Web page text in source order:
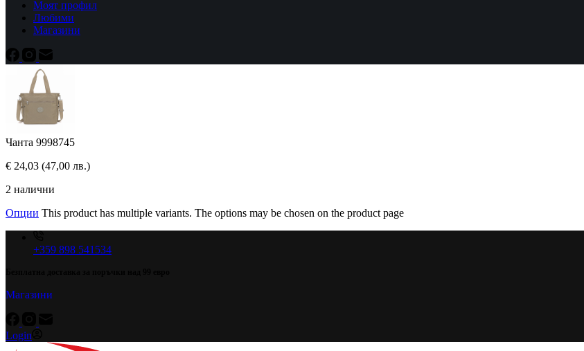
Моят профил
Любими
Магазини
Чанта 9998745
€ 24,03 (47,00 лв.)
2 налични
Опции This product has multiple variants. The options may be chosen on the product page
+359 898 541534
Магазини
Login